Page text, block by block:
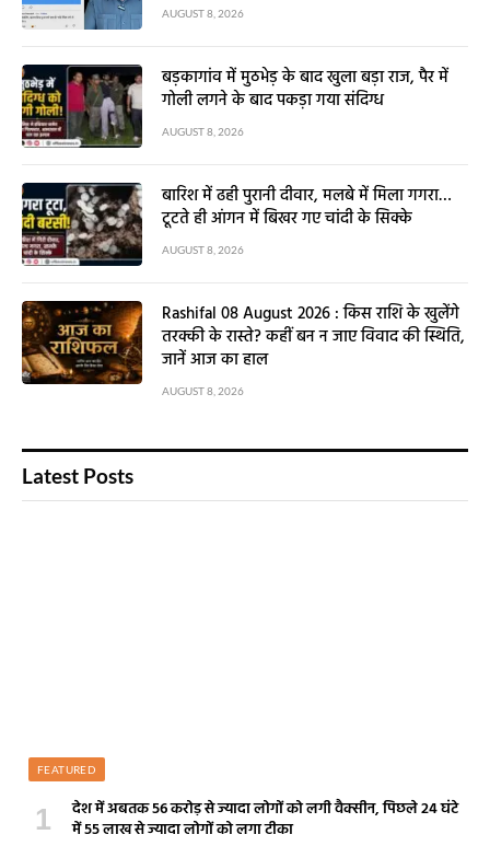
AUGUST 8, 2026
बड़कागांव में मुठभेड़ के बाद खुला बड़ा राज, पैर में
गोली लगने के बाद पकड़ा गया संदिग्ध
AUGUST 8, 2026
बारिश में ढही पुरानी दीवार, मलबे में मिला गगरा…
टूटते ही आंगन में बिखर गए चांदी के सिक्के
AUGUST 8, 2026
Rashifal 08 August 2026 : किस राशि के खुलेंगे
तरक्की के रास्ते? कहीं बन न जाए विवाद की स्थिति,
जानें आज का हाल
AUGUST 8, 2026
Latest Posts
FEATURED
देश में अबतक 56 करोड़ से ज्यादा लोगों को लगी वैक्सीन, पिछले 24 घंटे
में 55 लाख से ज्यादा लोगों को लगा टीका